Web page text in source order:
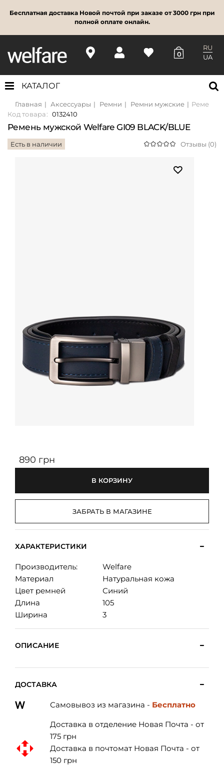
Бесплатная доставка Новой почтой при заказе от 3000 грн при
полной оплате онлайн.
0
RU
UA
КАТАЛОГ
Главная Аксессуары Ремни Ремни мужские
Ремень
Код товара: 0132410
Ремень мужской Welfare GI09 BLACK/BLUE
Есть в наличии Отзывы (0)
890 грн
В КОРЗИНУ
ЗАБРАТЬ В МАГАЗИНЕ
ХАРАКТЕРИСТИКИ
Производитель:
Welfare
Материал
Натуральная кожа
Цвет ремней
Синий
Длина
105
Ширина
3
ОПИСАНИЕ
ДОСТАВКА
Самовывоз из магазина - Бесплатно
Доставка в отделение Новая Почта - от
175 грн
Доставка в почтомат Новая Почта - от
150 грн